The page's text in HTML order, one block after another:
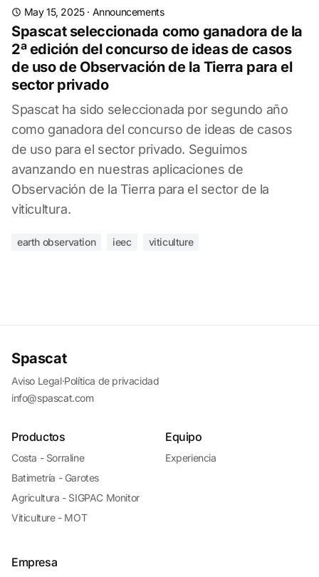
May 15, 2025· Announcements
Spascat seleccionada como ganadora de la
2ª edición del concurso de ideas de casos
de uso de Observación de la Tierra para el
sector privado
Spascat ha sido seleccionada por segundo año
como ganadora del concurso de ideas de casos
de uso para el sector privado. Seguimos
avanzando en nuestras aplicaciones de
Observación de la Tierra para el sector de la
viticultura.
earth observation ieec viticulture
Spascat
Aviso Legal·Política de privacidad
info@spascat.com
Productos
Costa - Sorraline
Batimetría - Garotes
Agricultura - SIGPAC Monitor
Viticulture - MOT
Equipo
Experiencia
Empresa